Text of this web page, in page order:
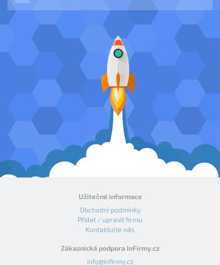
Užitečné informace
Obchodní podmínky
Přidat / upravit firmu
Kontaktujte nás
Zákaznická podpora InFirmy.cz
info@infirmy.cz